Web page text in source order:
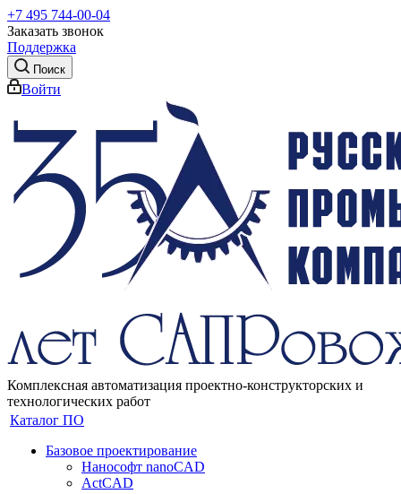
+7 495 744-00-04
Заказать звонок
Поддержка
Поиск
Войти
Комплексная автоматизация проектно-конструкторских и
технологических работ
Каталог ПО
Базовое проектирование
Нанософт nanoCAD
ActCAD